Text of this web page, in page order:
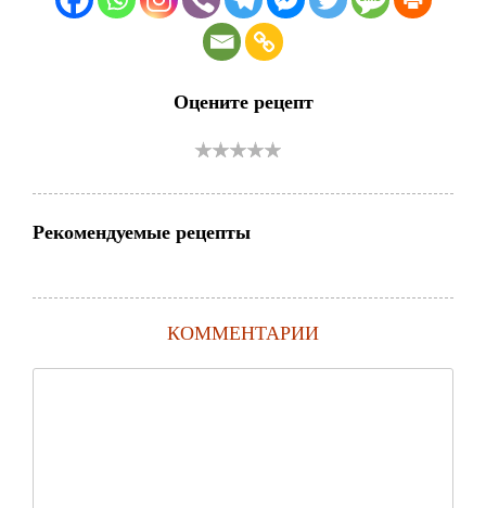
Оцените рецепт
Рекомендуемые рецепты
КОММЕНТАРИИ